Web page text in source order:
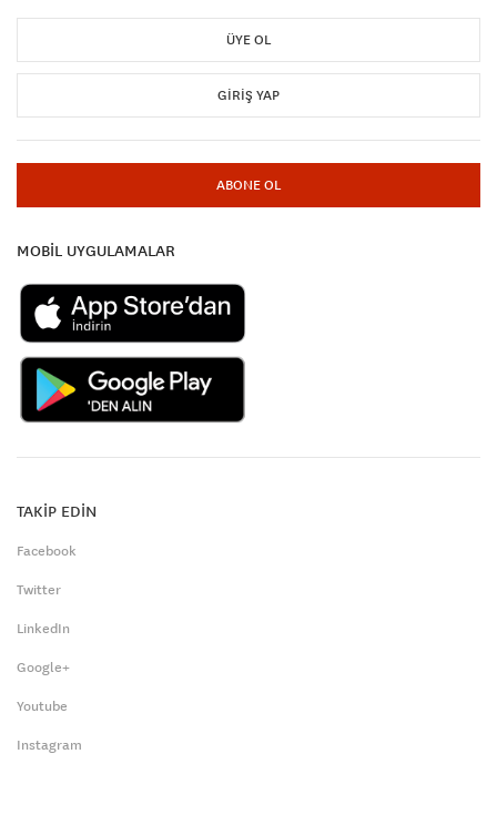
ÜYE OL
GIRIŞ YAP
ABONE OL
MOBİL UYGULAMALAR
TAKİP EDİN
Facebook
Twitter
LinkedIn
Google+
Youtube
Instagram